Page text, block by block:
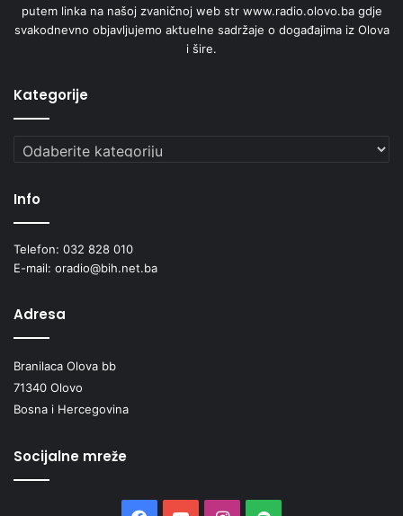
putem linka na našoj zvaničnoj web str www.radio.olovo.ba gdje
svakodnevno objavljujemo aktuelne sadržaje o događajima iz Olova
i šire.
Kategorije
Kategorije
Info
Telefon: 032 828 010
E-mail: oradio@bih.net.ba
Adresa
Branilaca Olova bb
71340 Olovo
Bosna i Hercegovina
Socijalne mreže